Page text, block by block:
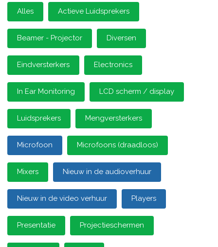
Alles Actieve Luidsprekers
Beamer - Projector Diversen
Eindversterkers Electronics
In Ear Monitoring LCD scherm / display
Luidsprekers Mengversterkers
Microfoon Microfoons (draadloos)
Mixers Nieuw in de audioverhuur
Nieuw in de video verhuur Players
Presentatie Projectieschermen